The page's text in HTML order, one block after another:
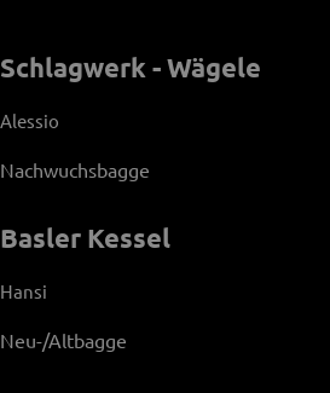
Schlagwerk - Wägele
Alessio
Nachwuchsbagge
Basler Kessel
Hansi
Neu-/Altbagge